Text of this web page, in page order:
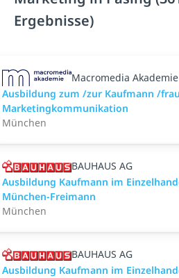
Ergebnisse)
Macromedia
Ausbildung zum /zur Kaufmann /
Marketingkommunikation
München
BAUHAUS AG
Ausbildung Kaufmann im
München-Freimann
München
BAUHAUS AG
Ausbildung Kaufmann im